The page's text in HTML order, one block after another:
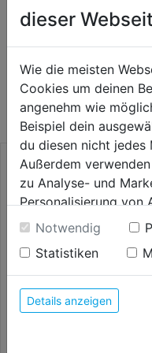
WEITERE
KATEGORIE
dieser
Wie die meisten
Cookies um deinen
angenehm wie
Beispiel dein
du diesen nicht jedes
Außerdem
zu Analyse- und
Personalisierung von
Einwilligung werden
unter anderem auch
Durch Klick auf "Alle
der Verwendung
anzeigen" findest du
unterschiedlichen
Konfigurieren"
Notwendig
Statistiken
Details anzeigen